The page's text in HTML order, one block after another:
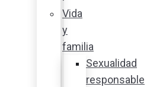
Vida
y
familia
Sexualidad
responsable